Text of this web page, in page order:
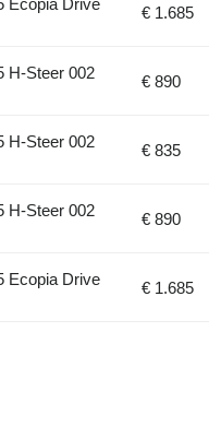
Ecopia Drive
€ 1.685
H-Steer 002
€ 890
H-Steer 002
€ 835
H-Steer 002
€ 890
Ecopia Drive
€ 1.685